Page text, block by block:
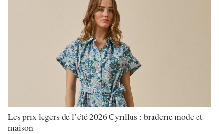
Les prix légers de l’été 2026 Cyrillus : braderie mode et
maison